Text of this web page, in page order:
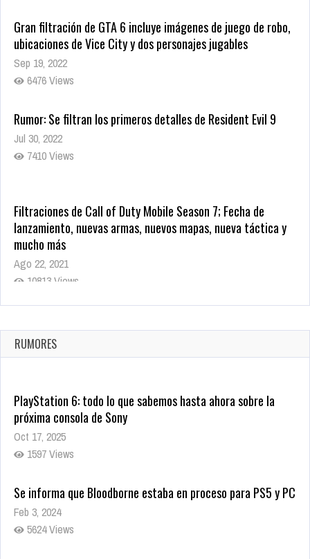
Gran filtración de GTA 6 incluye imágenes de juego de robo,
ubicaciones de Vice City y dos personajes jugables
Sep 19, 2022
6476 Views
Rumor: Se filtran los primeros detalles de Resident Evil 9
Jul 30, 2022
7410 Views
Filtraciones de Call of Duty Mobile Season 7; Fecha de
lanzamiento, nuevas armas, nuevos mapas, nueva táctica y
mucho más
Ago 22, 2021
10813 Views
La configuración de Call of Duty 2021 aparentemente ya fue
Ago 8, 2021
9995 Views
RUMORES
PlayStation 6: todo lo que sabemos hasta ahora sobre la
próxima consola de Sony
Oct 17, 2025
1597 Views
Se informa que Bloodborne estaba en proceso para PS5 y PC
Feb 3, 2024
5624 Views